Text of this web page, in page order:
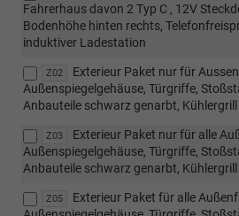
Fahrerhaus davon 2 Typ C , 12V
Bodenhöhe hinten rechts,
induktiver Ladestation
Z02
Exterieur Paket nur für
Außenspiegelgehäuse, Türgriffe,
Anbauteile schwarz genarbt, Kühlergrill
Z03
Exterieur Paket nur für alle
Außenspiegelgehäuse, Türgriffe,
Anbauteile schwarz genarbt,
Z05
Exterieur Paket für alle